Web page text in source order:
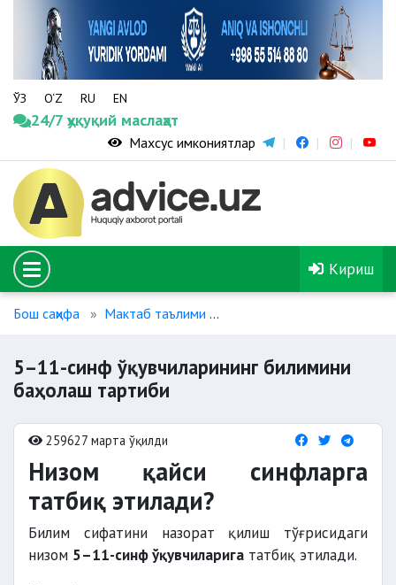
ЎЗ O‘Z RU EN
24/7 ҳуқуқий маслаҳат
Махсус имкониятлар
Кириш
Бош саҳифа Мактаб таълими
5–11-синф ўқувчиларининг билимини
баҳолаш тартиби
259627 марта ўқилди
Низом қайси синфларга
татбиқ этилади?
Билим сифатини назорат қилиш тўғрисидаги
низом 5–11-синф ўқувчиларига татбиқ этилади.